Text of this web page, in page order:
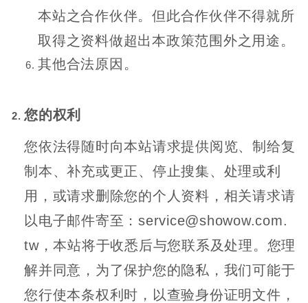
本站之合作伙伴。但此合作伙伴不得就所
取得之资料做超出本政策范围外之用途。
其他合法原因。
您的权利
您依法得随时向本站请求提供阅览、制给复
制本、补充或更正、停止搜集、处理或利
用，或请求删除您的个人资料，相关请求请
以电子邮件寄至：service@showow.com.
tw，本站将于收悉后与您联系及处理。您理
解并同意，为了保护您的隐私，我们可能于
您行使本条权利时，以查验身份证明文件，